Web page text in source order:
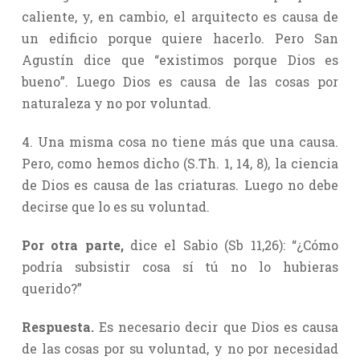
caliente, y, en cambio, el arquitecto es causa de
un edificio porque quiere hacerlo. Pero San
Agustín dice que “existimos porque Dios es
bueno”. Luego Dios es causa de las cosas por
naturaleza y no por voluntad.
4. Una misma cosa no tiene más que una causa.
Pero, como hemos dicho (S.Th. 1, 14, 8), la ciencia
de Dios es causa de las criaturas. Luego no debe
decirse que lo es su voluntad.
Por otra parte, dice el Sabio (Sb 11,26): “¿Cómo
podría subsistir cosa sí tú no lo hubieras
querido?”
Respuesta.Es necesario decir que Dios es causa
de las cosas por su voluntad, y no por necesidad